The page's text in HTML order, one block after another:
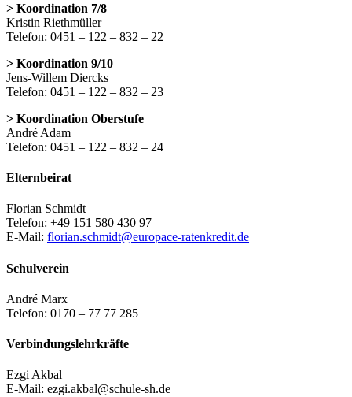
> Koordination 7/8
Kristin Riethmüller
Telefon: 0451 – 122 – 832 – 22
> Koordination 9/10
Jens-Willem Diercks
Telefon: 0451 – 122 – 832 – 23
> Koordination Oberstufe
André Adam
Telefon: 0451 – 122 – 832 – 24
Elternbeirat
Florian Schmidt
Telefon: +49 151 580 430 97
E-Mail: florian.schmidt@europace-ratenkredit.de
Schulverein
André Marx
Telefon: 0170 – 77 77 285
Verbindungslehrkräfte
Ezgi Akbal
E-Mail: ezgi.akbal@schule-sh.de